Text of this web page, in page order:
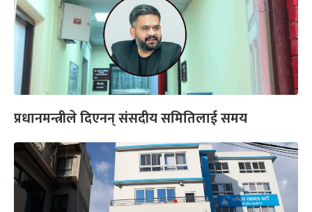
प्रधानमन्त्रीले दिएनन् संसदीय समितिलाई समय